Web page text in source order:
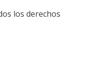
los derechos